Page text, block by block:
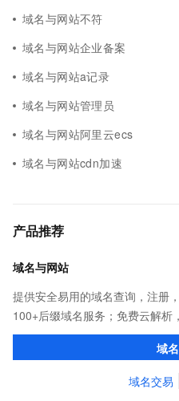
域名与网站不符
域名与网站企业备案
域名与网站a记录
域名与网站管理员
域名与网站阿里云ecs
域名与网站cdn加速
产品推荐
域名与网站
提供安全易用的域名查询，注册
100+后缀域名服务；免费云解析
务经验，累计超过4000万个域名
域
域名交易